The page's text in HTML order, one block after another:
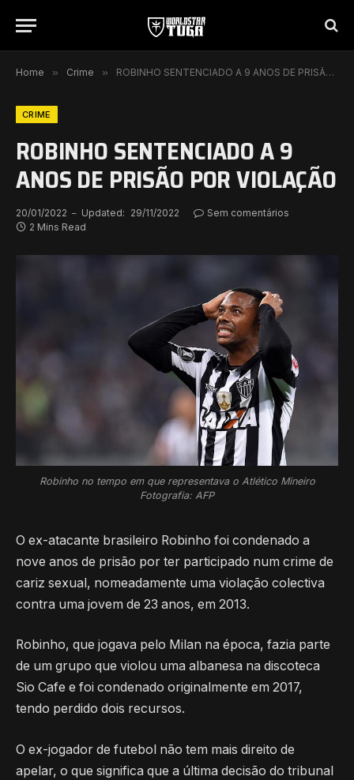
Home » Crime » ROBINHO SENTENCIADO A 9 ANOS DE PRISÃO POR VIOLAÇÃO
CRIME
ROBINHO SENTENCIADO A 9
ANOS DE PRISÃO POR VIOLAÇÃO
20/01/2022 Updated: 29/11/2022
Sem comentários
2 Mins Read
Robinho no tempo em que representava o Atlético Mineiro
Fotografia: AFP
O ex-atacante brasileiro Robinho foi condenado a
nove anos de prisão por ter participado num crime de
cariz sexual, nomeadamente uma violação colectiva
contra uma jovem de 23 anos, em 2013.
Robinho, que jogava pelo Milan na época, fazia parte
de um grupo que violou uma albanesa na discoteca
Sio Cafe e foi condenado originalmente em 2017,
tendo perdido dois recursos.
O ex-jogador de futebol não tem mais direito de
apelar, o que significa que a última decisão do tribunal